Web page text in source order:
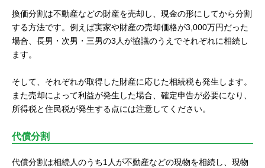
換価分割は不動産などの財産を売却し、現金の形にしてから分割
する方法です。例えば実家や財産の売却価格が3,000万円だった
場合、長男・次男・三男の3人が協議のうえでそれぞれに相続し
ます。
そして、それぞれが取得した財産に応じた相続税も発生します。
また売却によって利益が発生した場合、確定申告が必要になり、
所得税と住民税が発生する点には注意してください。
代償分割
代償分割は相続人のうち1人が不動産などの現物を相続し、現物